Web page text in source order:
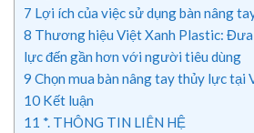
7 Lợi ích của việc sử dụng bàn nâng
8 Thương hiệu Việt Xanh Plastic:
lực đến gần hơn với người tiêu dùng
9 Chọn mua bàn nâng tay thủy lực tại
10 Kết luận
11 *. THÔNG TIN LIÊN HỆ